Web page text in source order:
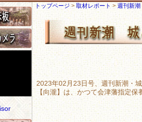
トップページ> 取材レポート> 週刊新潮
2023年02月23日号、週刊新潮・
【向瀧】は、かつて会津藩指定保